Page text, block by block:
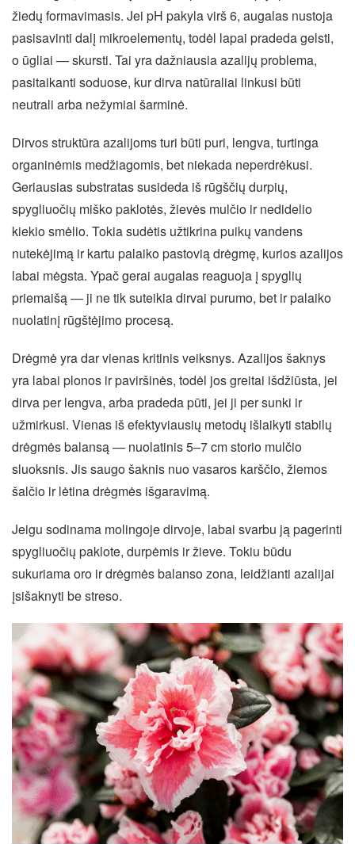
žiedų formavimasis. Jei pH pakyla virš 6, augalas nustoja
pasisavinti dalį mikroelementų, todėl lapai pradeda gelsti,
o ūgliai — skursti. Tai yra dažniausia azalijų problema,
pasitaikanti soduose, kur dirva natūraliai linkusi būti
neutrali arba nežymiai šarminė.
Dirvos struktūra azalijoms turi būti puri, lengva, turtinga
organinėmis medžiagomis, bet niekada neperdrėkusi.
Geriausias substratas susideda iš rūgščių durpių,
spygliuočių miško paklotės, žievės mulčio ir nedidelio
kiekio smėlio. Tokia sudėtis užtikrina puikų vandens
nutekėjimą ir kartu palaiko pastovią drėgmę, kurios azalijos
labai mėgsta. Ypač gerai augalas reaguoja į spyglių
priemaišą — ji ne tik suteikia dirvai purumo, bet ir palaiko
nuolatinį rūgštėjimo procesą.
Drėgmė yra dar vienas kritinis veiksnys. Azalijos šaknys
yra labai plonos ir paviršinės, todėl jos greitai išdžiūsta, jei
dirva per lengva, arba pradeda pūti, jei ji per sunki ir
užmirkusi. Vienas iš efektyviausių metodų išlaikyti stabilų
drėgmės balansą — nuolatinis 5–7 cm storio mulčio
sluoksnis. Jis saugo šaknis nuo vasaros karščio, žiemos
šalčio ir lėtina drėgmės išgaravimą.
Jeigu sodinama molingoje dirvoje, labai svarbu ją pagerinti
spygliuočių paklote, durpėmis ir žieve. Tokiu būdu
sukuriama oro ir drėgmės balanso zona, leidžianti azalijai
įsišaknyti be streso.